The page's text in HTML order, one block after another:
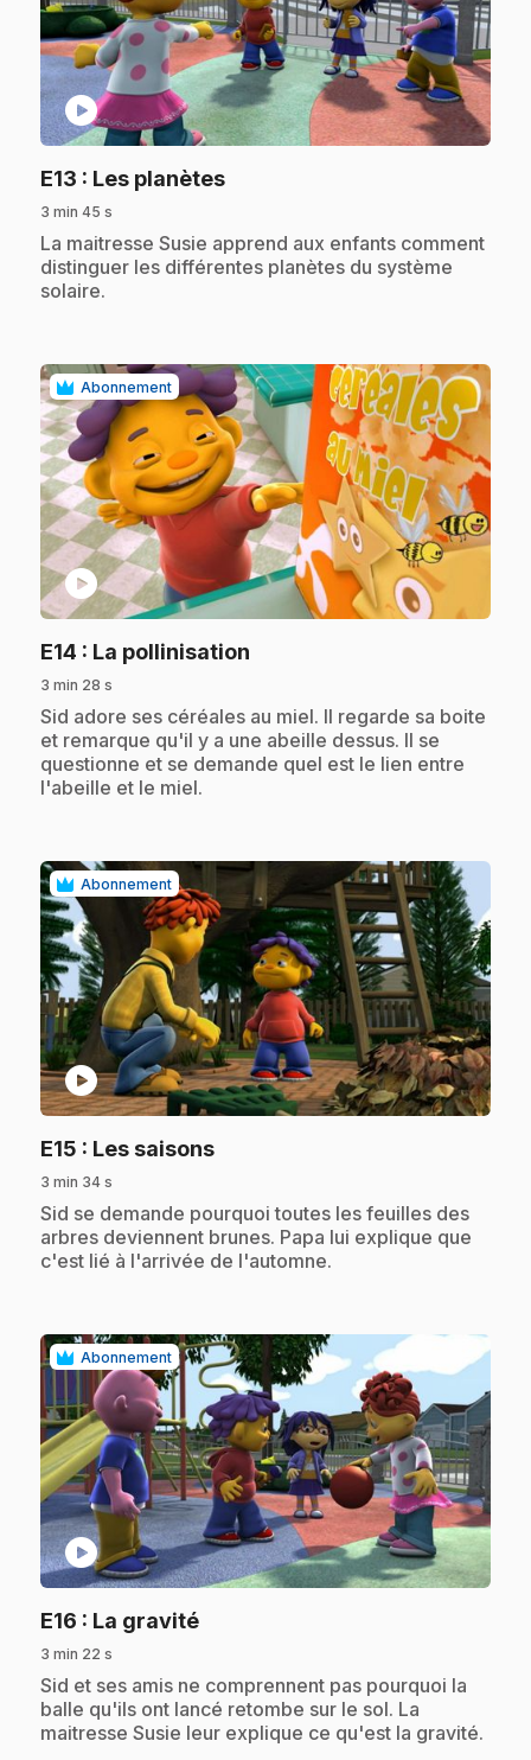
play_circle
E13 : Les planètes.
3 min 45 s
.La maitresse Susie apprend aux enfants comment
distinguer les différentes planètes du système
solaire.
Abonnement
play_circle
E14 : La pollinisation
3 min 28 s
.Sid adore ses céréales au miel. Il regarde sa boite
et remarque qu'il y a une abeille dessus. Il se
questionne et se demande quel est le lien entre
l'abeille et le miel.
Abonnement
play_circle
E15 : Les saisons.
3 min 34 s
.Sid se demande pourquoi toutes les feuilles des
arbres deviennent brunes. Papa lui explique que
c'est lié à l'arrivée de l'automne.
Abonnement
play_circle
E16 : La gravité.
3 min 22 s
.Sid et ses amis ne comprennent pas pourquoi la
balle qu'ils ont lancé retombe sur le sol. La
maitresse Susie leur explique ce qu'est la gravité.